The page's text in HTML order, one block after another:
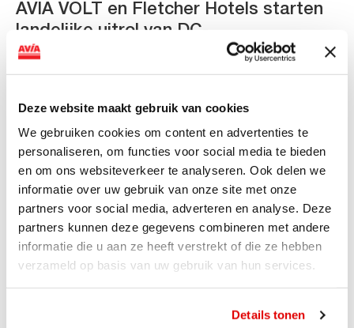
Deze website maakt gebruik van cookies
We gebruiken cookies om content en advertenties te
personaliseren, om functies voor social media te bieden
en om ons websiteverkeer te analyseren. Ook delen we
informatie over uw gebruik van onze site met onze
partners voor social media, adverteren en analyse. Deze
partners kunnen deze gegevens combineren met andere
informatie die u aan ze heeft verstrekt of die ze hebben
verzameld op basis van uw gebruik van hun services.
Details tonen
AVIA VOLT en Fletcher Hotels starten
landelijke uitrol van DC-
snellaadinfrastructuur
van DC-snellaadinfrastructuur AVIA VOLT en...
Lees verder